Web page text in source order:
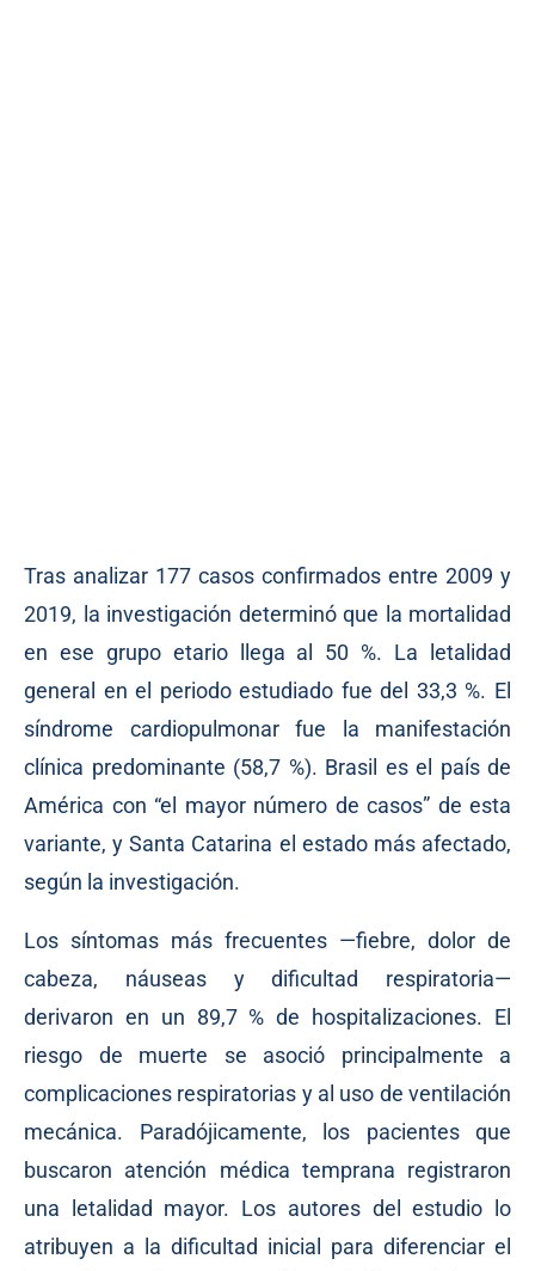
Tras analizar 177 casos confirmados entre 2009 y
2019, la investigación determinó que la mortalidad
en ese grupo etario llega al 50 %. La letalidad
general en el periodo estudiado fue del 33,3 %. El
síndrome cardiopulmonar fue la manifestación
clínica predominante (58,7 %). Brasil es el país de
América con “el mayor número de casos” de esta
variante, y Santa Catarina el estado más afectado,
según la investigación.
Los síntomas más frecuentes —fiebre, dolor de
cabeza, náuseas y dificultad respiratoria—
derivaron en un 89,7 % de hospitalizaciones. El
riesgo de muerte se asoció principalmente a
complicaciones respiratorias y al uso de ventilación
mecánica. Paradójicamente, los pacientes que
buscaron atención médica temprana registraron
una letalidad mayor. Los autores del estudio lo
atribuyen a la dificultad inicial para diferenciar el